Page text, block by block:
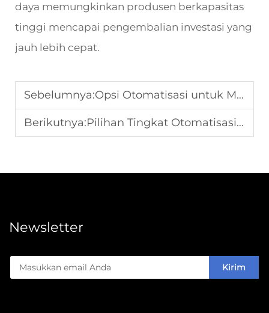
daya memungkinkan produsen berkapasitas
tinggi mencapai pengembalian investasi yang
jauh lebih cepat.
Sebelumnya:Opsi Otomatisasi untuk Mesin Pengemas Susut Modern
Berikutnya:Pilihan Tingkat Otomatisasi untuk Mesin Percetakan Flexo Modern
Newsletter
Kirim